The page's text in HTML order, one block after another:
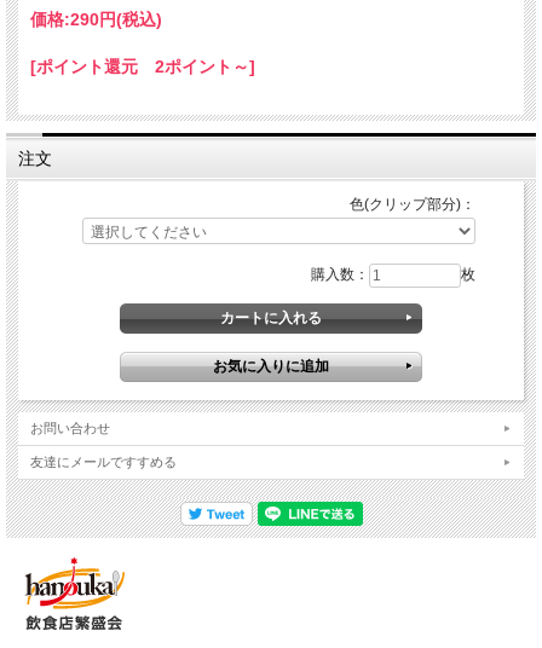
価格:290円(税込)
[ポイント還元 2ポイント～]
注文
色(クリップ部分)：
購入数： 枚
お問い合わせ
友達にメールですすめる